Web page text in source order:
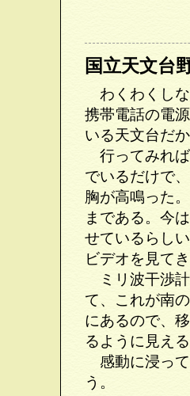
国立天文台
わくわくしな
携帯電話の電
いる天文台だ
行ってみれば
でいるだけで
胸が高鳴った
まである。今
せているらし
ビデオを見て
ミリ波干渉計
て、これが南
にあるので、
るように見え
感動に浸って
う。